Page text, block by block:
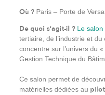
Où ? Paris – Porte de
De quoi s’agit-il ? Le salon
tertiaire, de l’industrie et
concentre sur l’univers du «
Gestion Technique du
Ce salon permet de
matérielles dédiées au